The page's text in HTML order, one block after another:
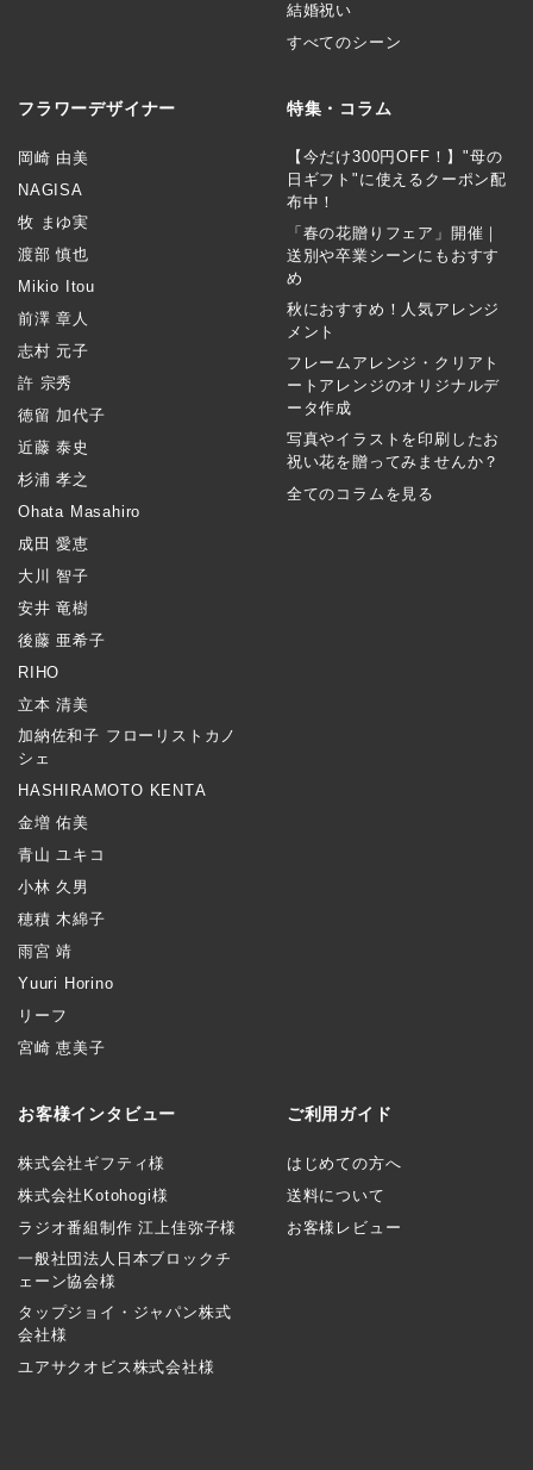
結婚祝い
すべてのシーン
フラワーデザイナー
岡崎 由美
NAGISA
牧 まゆ実
渡部 慎也
Mikio Itou
前澤 章人
志村 元子
許 宗秀
徳留 加代子
近藤 泰史
杉浦 孝之
Ohata Masahiro
成田 愛恵
大川 智子
安井 竜樹
後藤 亜希子
RIHO
立本 清美
加納佐和子 フローリストカノ
シェ
HASHIRAMOTO KENTA
金増 佑美
青山 ユキコ
小林 久男
穂積 木綿子
雨宮 靖
Yuuri Horino
リーフ
宮崎 恵美子
特集・コラム
【今だけ300円OFF！】"母の
日ギフト"に使えるクーポン配
布中！
「春の花贈りフェア」開催｜
送別や卒業シーンにもおすす
め
秋におすすめ！人気アレンジ
メント
フレームアレンジ・クリアト
ートアレンジのオリジナルデ
ータ作成
写真やイラストを印刷したお
祝い花を贈ってみませんか？
全てのコラムを見る
お客様インタビュー
株式会社ギフティ様
株式会社Kotohogi様
ラジオ番組制作 江上佳弥子様
一般社団法人日本ブロックチ
ェーン協会様
タップジョイ・ジャパン株式
会社様
ユアサクオビス株式会社様
ご利用ガイド
はじめての方へ
送料について
お客様レビュー